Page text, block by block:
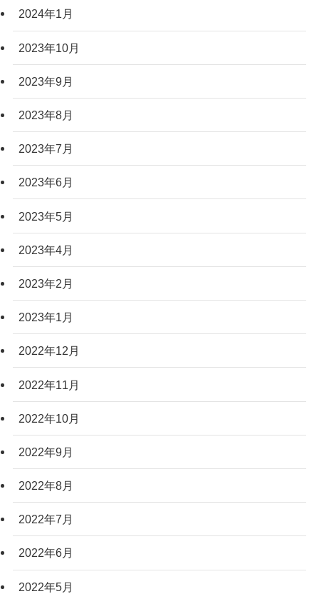
2024年1月
2023年10月
2023年9月
2023年8月
2023年7月
2023年6月
2023年5月
2023年4月
2023年2月
2023年1月
2022年12月
2022年11月
2022年10月
2022年9月
2022年8月
2022年7月
2022年6月
2022年5月